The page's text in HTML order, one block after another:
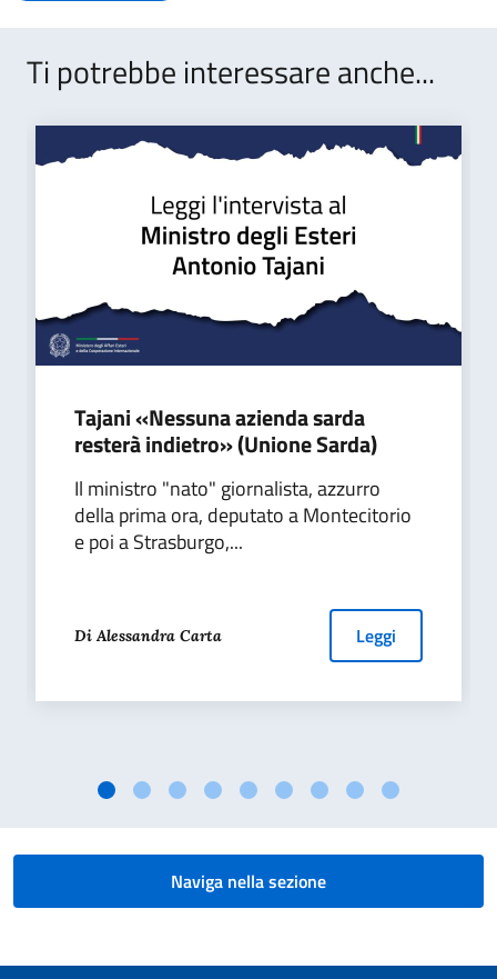
Ti potrebbe interessare anche...
Tajani «Nessuna azienda sarda
resterà indietro» (Unione Sarda)
Il ministro "nato" giornalista, azzurro
della prima ora, deputato a Montecitorio
e poi a Strasburgo,...
Di Alessandra Carta Leggi
Naviga nella sezione